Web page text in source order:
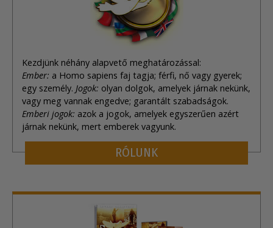
Kezdjünk néhány alapvető meghatározással:
Ember: a Homo sapiens faj tagja; férfi, nő vagy gyerek;
egy személy. Jogok: olyan dolgok, amelyek járnak nekünk,
vagy meg vannak engedve; garantált szabadságok.
Emberi jogok: azok a jogok, amelyek egyszerűen azért
járnak nekünk, mert emberek vagyunk.
RÓLUNK